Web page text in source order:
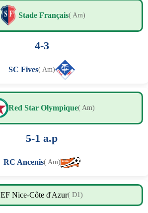
Stade Français( Am)
4-3
SC Fives( Am)
Red Star Olympique( Am)
5-1 a.p
RC Ancenis( Am)
EF Nice-Côte d'Azur( D1)